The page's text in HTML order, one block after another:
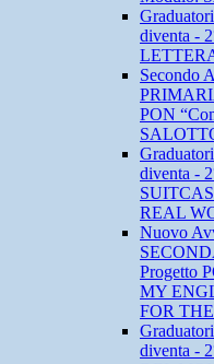
diventa -
Secondo
PON
diventa -
REAL
Nuovo
Progetto
MY
FOR
diventa -